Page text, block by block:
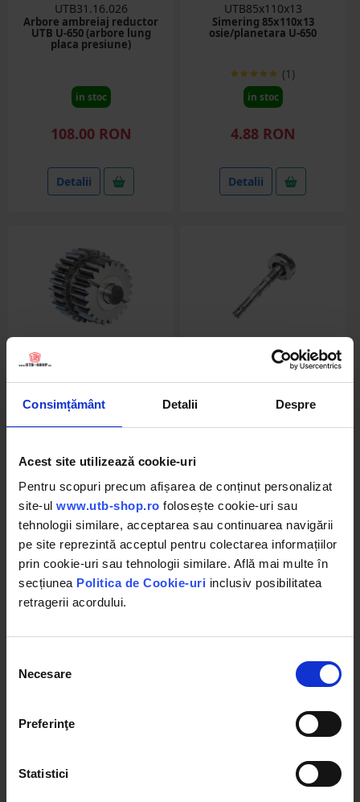
Consimțământ Detalii Despre
Acest site utilizează cookie-uri
Pentru scopuri precum afișarea de conținut personalizat
site-ul www.utb-shop.ro folosește cookie-uri sau
tehnologii similare, acceptarea sau continuarea navigării
pe site reprezintă acceptul pentru colectarea informațiilor
prin cookie-uri sau tehnologii similare. Află mai multe în
secțiunea Politica de Cookie-uri inclusiv posibilitatea
retragerii acordului.
consimțământului
Necesare
Preferinţe
Statistici
UTB31.16.026
Arbore ambreiaj reductor
UTB U-650 (arbore lung
placa presiune)
in stoc
108.00 RON
Detalii
UTB85x110x13
Simering 85x110x13
osie/planetara U-650
(1)
in stoc
4.88 RON
Detalii
UTB31.16.036
Satelit reductor ambreiaj
complet UTB U-650
(1)
in stoc
49.00 RON
Detalii
UTB38.42.150
Arbore priza putere
complet cu sateliti UTB U-
in stoc
207.00 RON
Detalii